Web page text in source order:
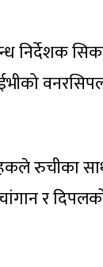
निर्देशक
रुचीका
र